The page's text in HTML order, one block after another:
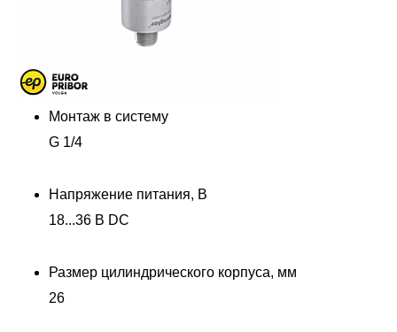
Монтаж в систему
G 1/4
Напряжение питания, В
18...36 В DC
Размер цилиндрического корпуса, мм
26